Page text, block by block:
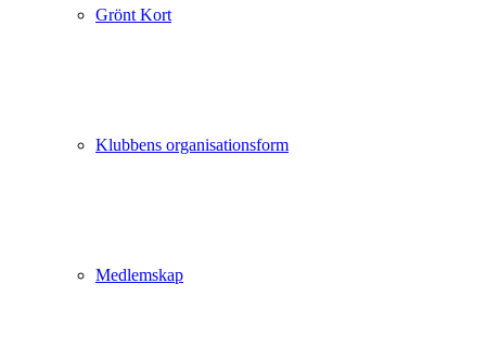
Grönt Kort
Klubbens organisationsform
Medlemskap